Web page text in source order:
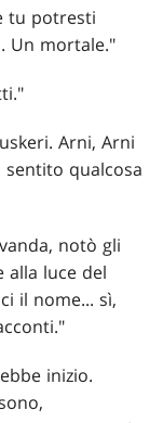
tu potresti
Un mortale."
Arni, Arni
qualcosa
notò gli
alla luce del
il nome... sì,
inizio.